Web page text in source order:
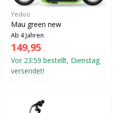
Yedoo
Mau green new
Ab 4 Jahren
149,95
Vor 23:59 bestellt, Dienstag
versendet!